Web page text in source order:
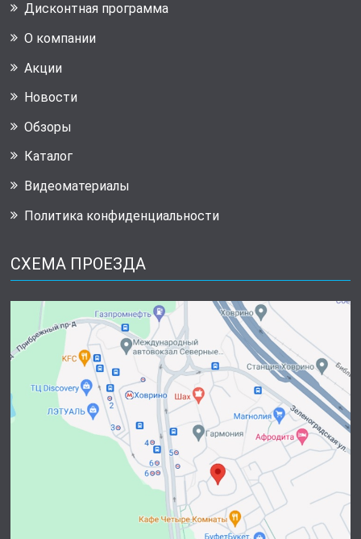
Дисконтная программа
О компании
Акции
Новости
Обзоры
Каталог
Видеоматериалы
Политика конфиденциальности
СХЕМА ПРОЕЗДА